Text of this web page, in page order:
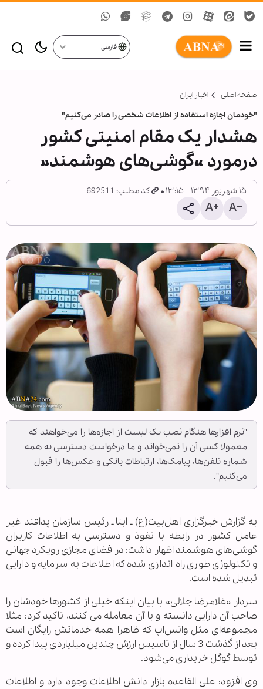
فارسی
صفحه اصلی اخبار ایران
"خودمان اجازه استفاده از اطلاعات شخصی را صادر می‌کنیم"
هشدار یک مقام امنیتی کشور
درمورد «گوشی‌های هوشمند»
۱۵ شهریور ۱۳۹۴ - ۱۳:۱۵ کد مطلب: 692511
"نرم افزارها هنگام نصب یک لیست از اجازه‌ها را می‌خواهند که
معمولا کسی آن را نمی‌خواند و ما درخواست دسترسی به همه
شماره تلفن‌ها، پیامک‌ها، ارتباطات بانکی و عکس‌ها را قبول
می‌کنیم".
به گزارش خبرگزاری اهل‌بیت(ع) ـ‌ ابنا ـ رئیس سازمان پدافند غیر
عامل کشور در رابطه با نفوذ و دسترسی به اطلاعات کاربران
گوشی‌های هوشمند اظهار داشت: در فضای مجازی رویکرد جهانی
و تکنولوژی طوری راه اندازی شده که اطلاعات به سرمایه و دارایی
تبدیل شده است.
سردار «غلامرضا جلالی» با بیان اینکه خیلی از کشورها خودشان را
صاحب آن دارایی دانسته و با آن معامله می کنند، تاکید کرد: مثلا
مجموعه‌ای مثل واتس‌اپ که ظاهرا همه خدماتش رایگان است
بعد از گذشت 3 سال از تاسیس ارزش چندین میلیاردی پیدا کرده و
توسط گوگل خریداری می‌شود.
وی افزود: علی القاعده بازار دانش اطلاعات وجود دارد و اطلاعات